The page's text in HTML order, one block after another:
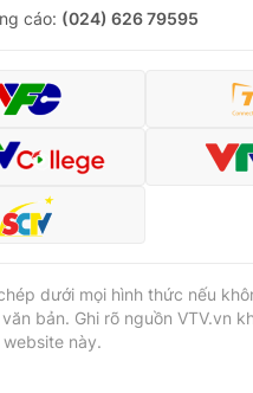
VTV8
soạn
trên
cáo: (024) 626 79595
dưới mọi hình thức nếu
bản. Ghi rõ nguồn VTV.vn
này.